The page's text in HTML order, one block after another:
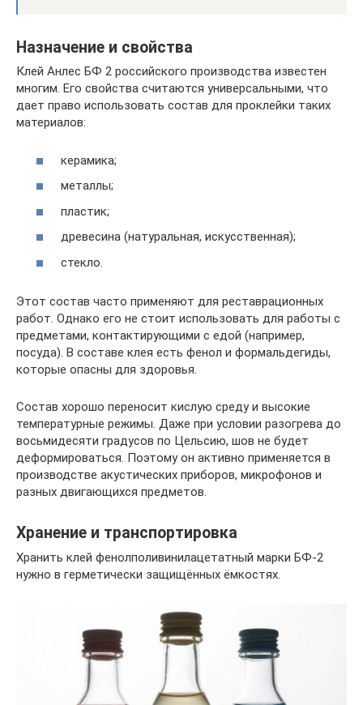
Назначение и свойства
Клей Анлес БФ 2 российского производства известен
многим. Его свойства считаются универсальными, что
дает право использовать состав для проклейки таких
материалов:
керамика;
металлы;
пластик;
древесина (натуральная, искусственная);
стекло.
Этот состав часто применяют для реставрационных
работ. Однако его не стоит использовать для работы с
предметами, контактирующими с едой (например,
посуда). В составе клея есть фенол и формальдегиды,
которые опасны для здоровья.
Состав хорошо переносит кислую среду и высокие
температурные режимы. Даже при условии разогрева до
восьмидесяти градусов по Цельсию, шов не будет
деформироваться. Поэтому он активно применяется в
производстве акустических приборов, микрофонов и
разных двигающихся предметов.
Хранение и транспортировка
Хранить клей фенолполивинилацетатный марки БФ-2
нужно в герметически защищённых ёмкостях.